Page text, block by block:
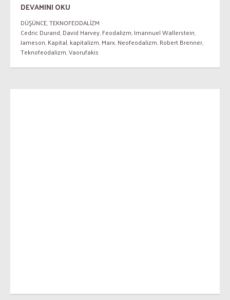
DEVAMINI OKU
DÜŞÜNCE,TEKNOFEODALİZM
Cedric Durand,David Harvey,Feodalizm,Imannuel Wallerstein,
Jameson,Kapital,kapitalizm,Marx,Neofeodalizm,Robert Brenner,
Teknofeodalizm,Vaorufakis